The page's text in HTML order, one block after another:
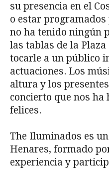
su presencia en el
o estar
no ha tenido ningún
las tablas de la
tocarle a un público
actuaciones. Los
altura y los
concierto que nos ha
felices.
The Iluminados es
Henares, formado
experiencia y